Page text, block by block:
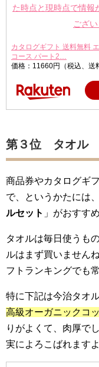
カタログギフト 送料無料
コース パート2…
価格：11660円（税込、送
第３位 タオル
商品券やカタログギ
で、というかたには
ルセット 」がおすす
タオルは毎日使うも
ルはまず買いません
フトランキングでも
特に下記は今治タオ
高級オーガニックコ
りがよくて、肉厚で
実によろこばれますよ